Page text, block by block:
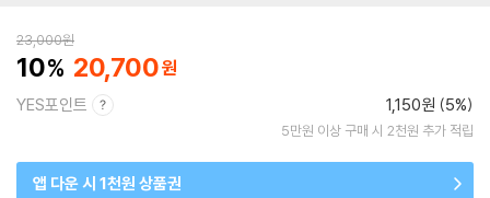
23,000원
10 20,700
YES포인트 1,150원 (5%)
5만원 이상 구매 시 2천원 추가 적립
앱 다운 시 1천원 상품권